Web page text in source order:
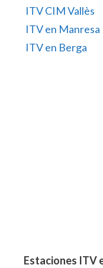
ITV CIM Vallès
ITV en Manresa
ITV en Berga
Estaciones ITV